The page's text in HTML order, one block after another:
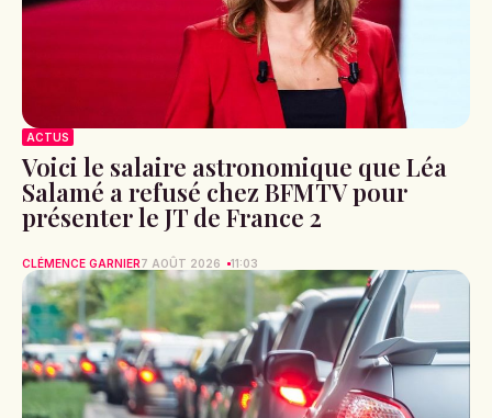
ACTUS
Voici le salaire astronomique que Léa
Salamé a refusé chez BFMTV pour
présenter le JT de France 2
CLÉMENCE GARNIER7 AOÛT 2026 11:03